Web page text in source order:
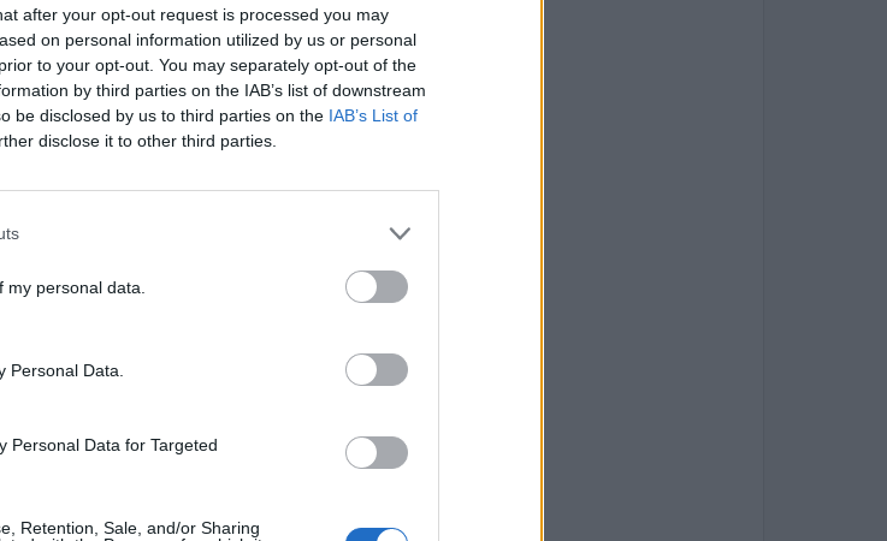
after your opt-out request is processed you may
on personal information utilized by us or personal
to your opt-out. You may separately opt-out of the
by third parties on the IAB’s list of downstream
be disclosed by us to third parties on the IAB’s List of
disclose it to other third parties.
personal data.
Personal Data.
Personal Data for Targeted
Retention, Sale, and/or Sharing
Ακτινολογίας και άδεια ασκήσεως επαγγέλματος
ακτινολογικό
και/ή μαγνητικό τομογράφο